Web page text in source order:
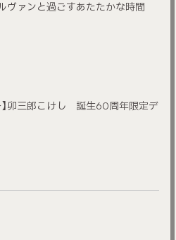
ルヴァンと過ごすあたたかな時間
】卯三郎こけし 誕生60周年限定デ